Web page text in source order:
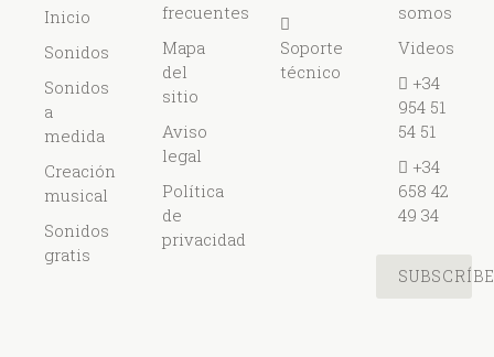
Inicio
Sonidos
Sonidos
a
medida
Creación
musical
Sonidos
gratis
frecuentes
Mapa
del
sitio
Aviso
legal
Política
de
privacidad
Soporte
técnico
somos
Videos
+34
954 51
54 51
+34
658 42
49 34